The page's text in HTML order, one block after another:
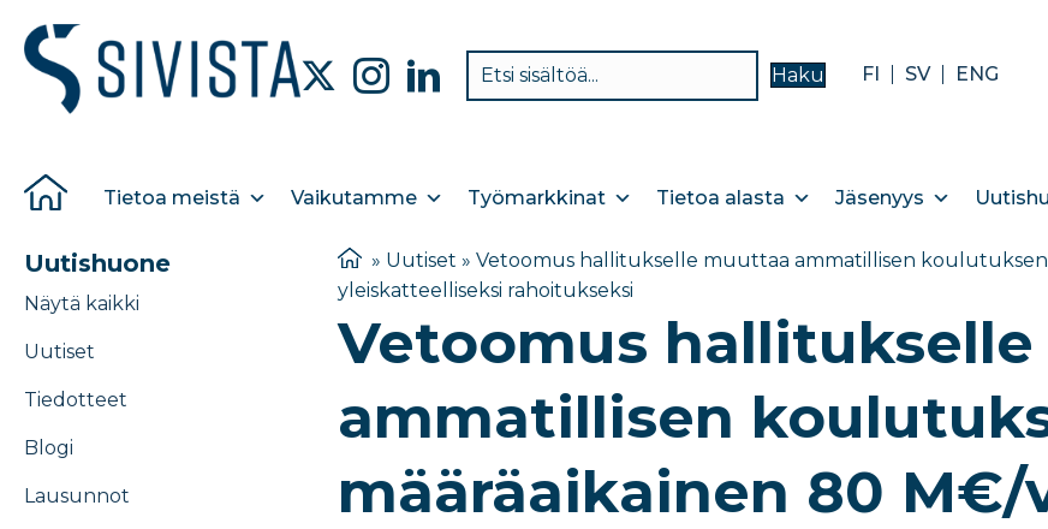
Haku FI SV ENG
Tietoa meistä Vaikutamme Työmarkkinat Tietoa alasta Jäsenyys
Uutishuone
Näytä kaikki
Uutiset
Tiedotteet
Blogi
Lausunnot
» Uutiset » Vetoomus hallitukselle muuttaa ammatillisen
yleiskatteelliseksi rahoitukseksi
Vetoomus
ammatillisen
määräaikainen 80 M€/